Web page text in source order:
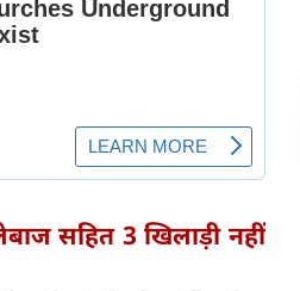
सहित 3 खिलाड़ी नहीं